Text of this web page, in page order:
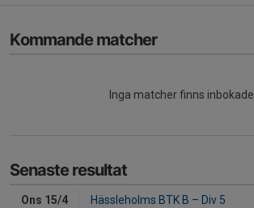
Kommande matcher
Inga matcher finns inbokade
Senaste resultat
Ons 15/4 Hässleholms BTK B – Div 5